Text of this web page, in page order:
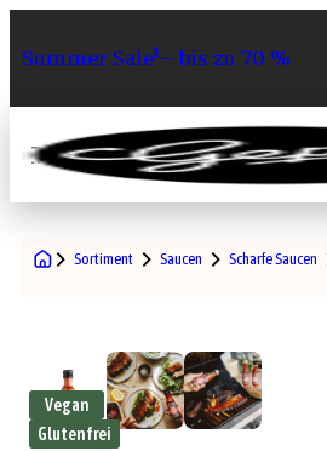
Summer Sale¹– bis zu 70 %
Sortiment Saucen Scharfe Saucen
Vegan
Glutenfrei